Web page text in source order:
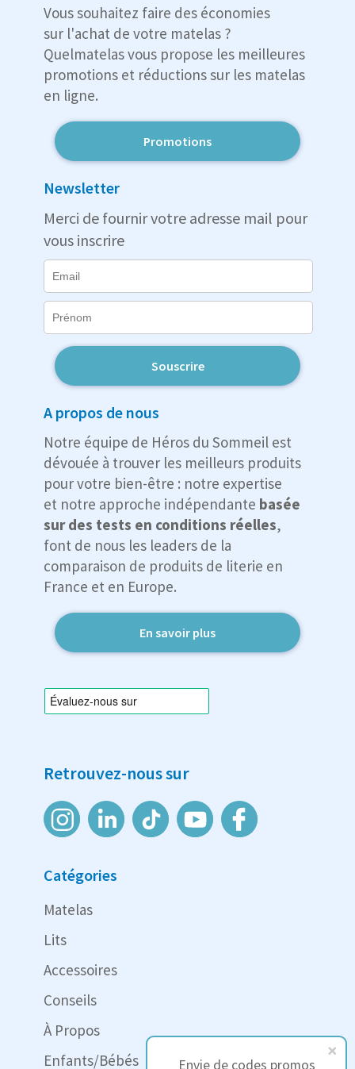
Envie de codes promos
Vous souhaitez faire des économies
sur l'achat de votre matelas ?
Quelmatelas vous propose les meilleures
promotions et réductions sur les matelas
en ligne.
Promotions
Newsletter
Merci de fournir votre adresse mail pour
vous inscrire
Souscrire
A propos de nous
Notre équipe de Héros du Sommeil est
dévouée à trouver les meilleurs produits
pour votre bien-être : notre expertise
et notre approche indépendante basée
sur des tests en conditions réelles,
font de nous les leaders de la
comparaison de produits de literie en
France et en Europe.
En savoir plus
Retrouvez-nous sur
Catégories
Matelas
Lits
Accessoires
Conseils
À Propos
Enfants/Bébés